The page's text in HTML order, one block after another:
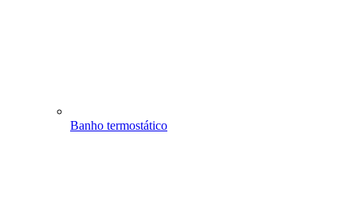
Banho termostático